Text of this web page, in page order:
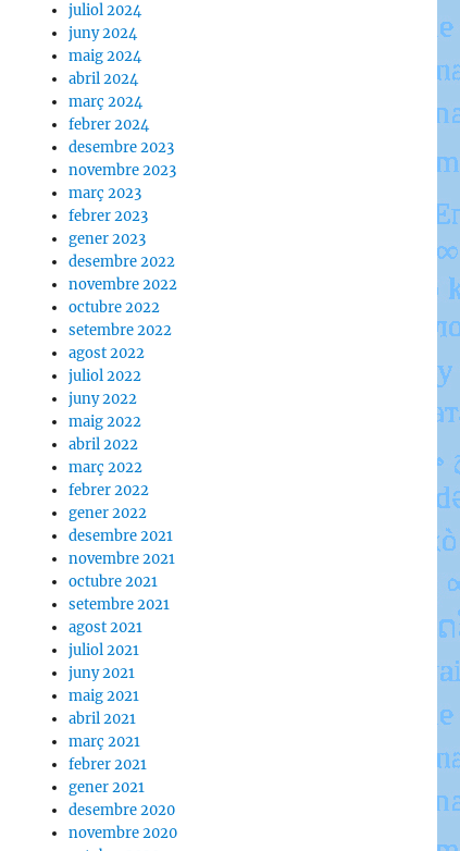
juliol 2024
juny 2024
maig 2024
abril 2024
març 2024
febrer 2024
desembre 2023
novembre 2023
març 2023
febrer 2023
gener 2023
desembre 2022
novembre 2022
octubre 2022
setembre 2022
agost 2022
juliol 2022
juny 2022
maig 2022
abril 2022
març 2022
febrer 2022
gener 2022
desembre 2021
novembre 2021
octubre 2021
setembre 2021
agost 2021
juliol 2021
juny 2021
maig 2021
abril 2021
març 2021
febrer 2021
gener 2021
desembre 2020
novembre 2020